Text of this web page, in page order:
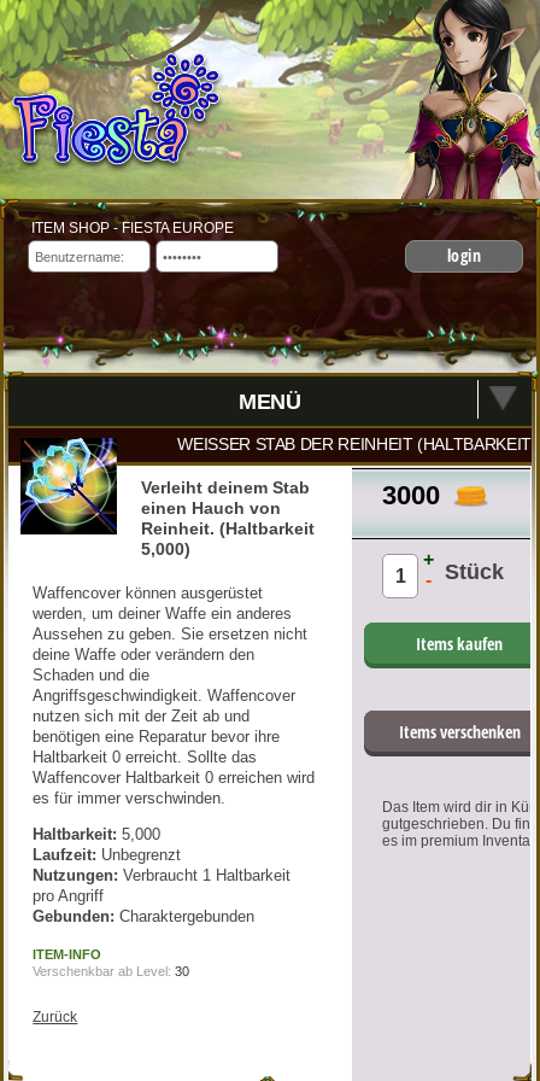
ITEM SHOP - FIESTA EUROPE
login
MENÜ
WEISSER STAB DER REINHEIT (HALTBARKEIT
3000
Stück
+
-
Items kaufen
Items verschenken
Das Item wird dir in
gutgeschrieben. Du
es im premium Inventar.
Verleiht deinem Stab
einen Hauch von
Reinheit. (Haltbarkeit
5,000)
Waffencover können ausgerüstet
werden, um deiner Waffe ein anderes
Aussehen zu geben. Sie ersetzen nicht
deine Waffe oder verändern den
Schaden und die
Angriffsgeschwindigkeit. Waffencover
nutzen sich mit der Zeit ab und
benötigen eine Reparatur bevor ihre
Haltbarkeit 0 erreicht. Sollte das
Waffencover Haltbarkeit 0 erreichen wird
es für immer verschwinden.
Haltbarkeit: 5,000
Laufzeit: Unbegrenzt
Nutzungen: Verbraucht 1 Haltbarkeit
pro Angriff
Gebunden: Charaktergebunden
ITEM-INFO
Verschenkbar ab Level:30
Zurück